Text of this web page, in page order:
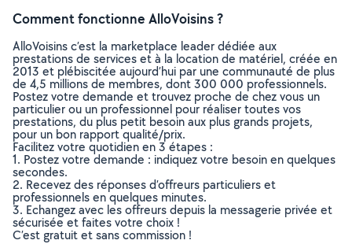
Comment fonctionne AlloVoisins ?
AlloVoisins c’est la marketplace leader dédiée aux
prestations de services et à la location de matériel, créée en
2013 et plébiscitée aujourd’hui par une communauté de plus
de 4,5 millions de membres, dont 300 000 professionnels.
Postez votre demande et trouvez proche de chez vous un
particulier ou un professionnel pour réaliser toutes vos
prestations, du plus petit besoin aux plus grands projets,
pour un bon rapport qualité/prix.
Facilitez votre quotidien en 3 étapes :
1. Postez votre demande : indiquez votre besoin en quelques
secondes.
2. Recevez des réponses d’offreurs particuliers et
professionnels en quelques minutes.
3. Echangez avec les offreurs depuis la messagerie privée et
sécurisée et faites votre choix !
C’est gratuit et sans commission !